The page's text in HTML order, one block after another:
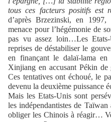
tous ces facteurs positifs est
d’après Brzezinski, en
menace pour l’hégémonie de
pas vu assez loin…Les
reprises de déstabiliser le
en finançant le dalaï-lama
Xinjiang en accusant Pékin de
Ces tentatives ont échoué, le
devenu la deuxième puissance
Mais les Etats-Unis sont
les indépendantistes de
obliger les Chinois à réagir…